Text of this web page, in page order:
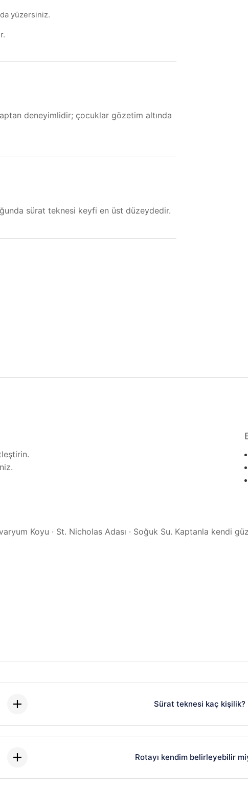
yüzersiniz.
deneyimlidir; çocuklar gözetim altında
sürat teknesi keyfi en üst düzeydedir.
Koyu · St. Nicholas Adası · Soğuk Su. Kaptanla kendi
Sürat teknesi kaç kişilik?
Rotayı kendim belirleyebilir